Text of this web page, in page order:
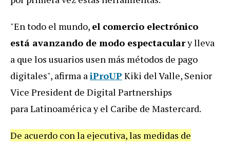
"En todo el mundo, el comercio electrónico
está avanzando de modo espectaculary lleva
a que los usuarios usen más métodos de pago
digitales", afirma aiProUP Kiki del Valle, Senior
Vice President de Digital Partnerships
para Latinoamérica y el Caribe de Mastercard.
De acuerdo con la ejecutiva, las medidas de